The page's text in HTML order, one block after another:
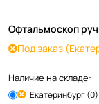
Офтальмоскоп
Под заказ
Наличие на складе:
Екатеринбург (0)